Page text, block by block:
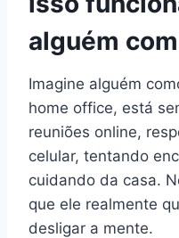
alguém
Imagine alguém
home office, está
reuniões online,
celular, tentando
cuidando da casa.
que ele realmente
desligar a mente.